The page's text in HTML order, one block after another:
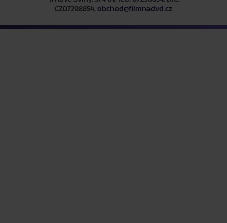
CZ07298854, obchod@filmnadvd.cz